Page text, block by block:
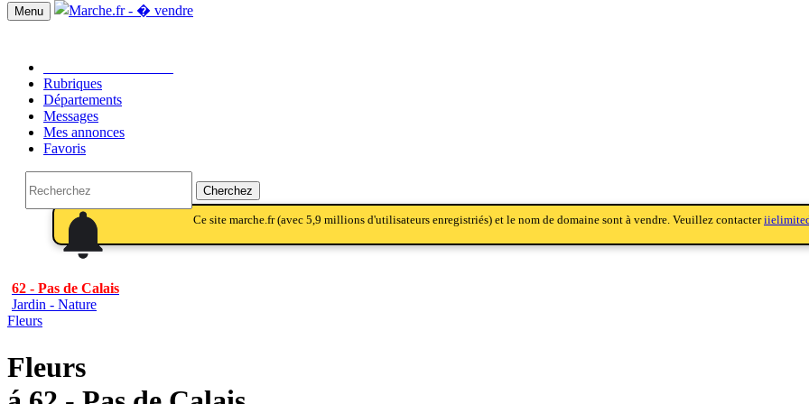
Menu
Rubriques
Départements
Messages
Mes annonces
Favoris
Cherchez
notifications
notifications Ce site marche.fr (avec 5,9 millions d'utilisateurs enregistriés) et le nom de domaine sont à vendre. Veuillez contacter
62 - Pas de Calais
Jardin - Nature
Fleurs
Fleurs